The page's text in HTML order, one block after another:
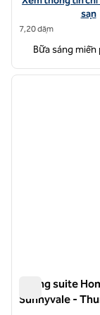
sạn
7,20 dặm
Bữa sáng miễn
1/12
Phòng suite
Sunnyvale -